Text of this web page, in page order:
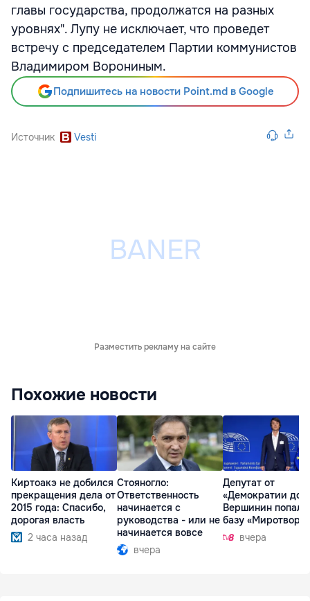
главы государства, продолжатся на разных
уровнях". Лупу не исключает, что проведет
встречу с председателем Партии коммунистов
Владимиром Ворониным.
Подпишитесь на новости Point.md в Google
Источник Vesti
Разместить рекламу на сайте
Похожие новости
Киртоакэ не добился
прекращения дела от
2015 года: Спасибо,
дорогая власть
2 часа назад
Стояногло:
Ответственность
начинается с
руководства - или не
начинается вовсе
вчера
Депутат от
«Демократии
Вершинин попал в
базу
вчера